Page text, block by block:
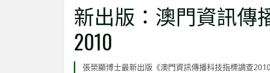
新出版：澳門資訊傳
2010
張榮顯博士最新出版《澳門資訊傳播科技指標調查